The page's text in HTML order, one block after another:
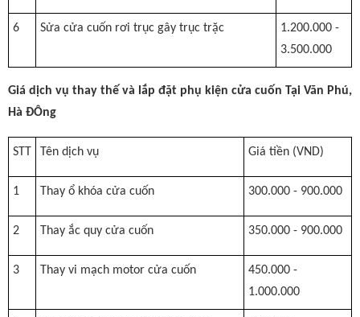
6 Sửa cửa cuốn rơi trục gây trục trặc
1.200.000 -
3.500.000
Giá dịch vụ thay thế và lắp đặt phụ kiện cửa cuốn Tại Văn Phú,
Hà ĐÔng
STT Tên dịch vụ Giá tiền (VND)
1 Thay ổ khóa cửa cuốn 300.000 - 900.000
2 Thay ắc quy cửa cuốn 350.000 - 900.000
3 Thay vi mạch motor cửa cuốn
450.000 -
1.000.000